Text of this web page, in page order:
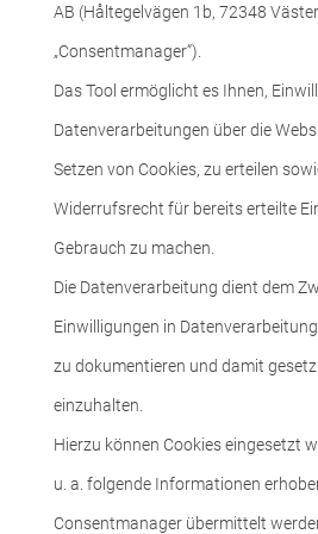
AB (Håltegelvägen 1b, 72348
„Consentmanager“).
Das Tool ermöglicht es Ihnen,
Datenverarbeitungen über die
Setzen von Cookies, zu erteilen
Widerrufsrecht für bereits erteilte
Gebrauch zu machen.
Die Datenverarbeitung dient dem
Einwilligungen in
zu dokumentieren und damit
einzuhalten.
Hierzu können Cookies eingesetzt
u. a. folgende Informationen
Consentmanager übermittelt